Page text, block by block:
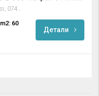
m2: 60
Детали